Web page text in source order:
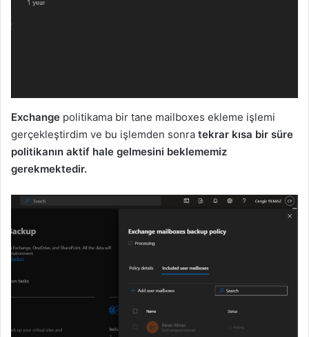
Exchange politikama bir tane mailboxes ekleme işlemi
gerçekleştirdim ve bu işlemden sonra tekrar kısa bir süre
politikanın aktif hale gelmesini beklememiz
gerekmektedir.